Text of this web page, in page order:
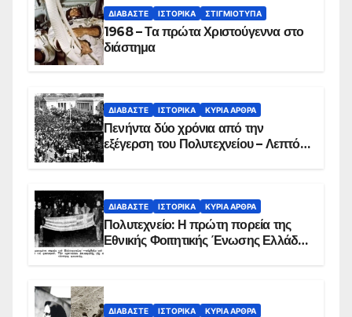
ΔΙΑΒΆΣΤΕ ΙΣΤΟΡΙΚΆ ΣΤΙΓΜΙΌΤΥΠΑ
1968 – Τα πρώτα Χριστούγεννα στο
διάστημα
ΔΙΑΒΆΣΤΕ ΙΣΤΟΡΙΚΆ ΚΥΡΙΑ ΑΡΘΡΑ
Πενήντα δύο χρόνια από την
εξέγερση του Πολυτεχνείου – Λεπτό
ΔΙΑΒΆΣΤΕ ΙΣΤΟΡΙΚΆ ΚΥΡΙΑ ΑΡΘΡΑ
Πολυτεχνείο: Η πρώτη πορεία της
Εθνικής Φοιτητικής Ένωσης Ελλάδος
ΔΙΑΒΆΣΤΕ ΙΣΤΟΡΙΚΆ ΚΥΡΙΑ ΑΡΘΡΑ